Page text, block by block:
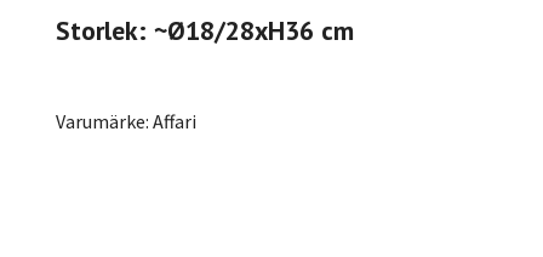
Storlek: ~Ø18/28xH36 cm
Varumärke: Affari